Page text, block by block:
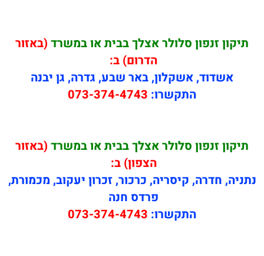
תיקון זנפון סלולר אצלך בבית או במשרד (באזור
הדרום) ב:
אשדוד, אשקלון, באר שבע, גדרה, גן יבנה
התקשרו: 073-374-4743
תיקון זנפון סלולר אצלך בבית או במשרד (באזור
הצפון) ב:
נתניה, חדרה, קיסריה, כרכור, זכרון יעקוב, מכמורת,
פרדס חנה
התקשרו: 073-374-4743